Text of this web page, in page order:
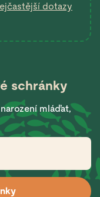
dotazy
schránky
mláďat,